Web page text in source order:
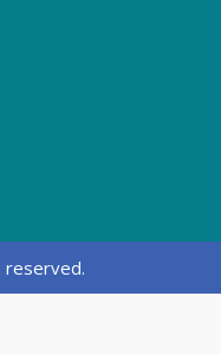
reserved.